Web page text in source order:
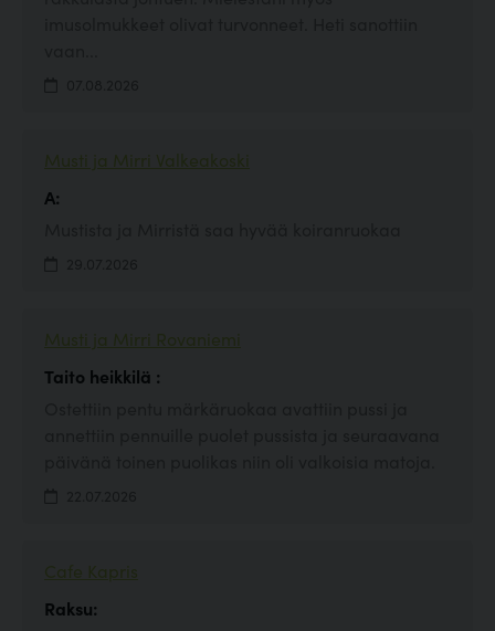
Musti ja Mirri Valkeakoski
A:
Musti ja Mirri Rovaniemi
Taito heikkilä :
Cafe Kapris
Raksu: